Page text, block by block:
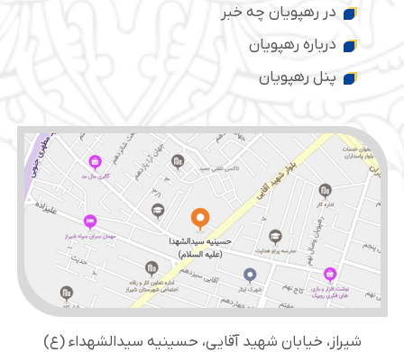
در رهپویان چه خبر
درباره رهپویان
پنل رهپویان
شیراز، خیابان شهید آقایی، حسینیه سید‌الشهداء (ع)